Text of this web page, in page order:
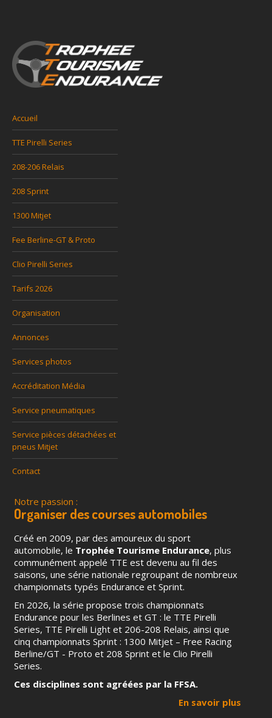
Accueil
TTE Pirelli Series
208-206 Relais
208 Sprint
1300 Mitjet
Fee Berline-GT & Proto
Clio Pirelli Series
Tarifs 2026
Organisation
Annonces
Services photos
Accréditation Média
Service pneumatiques
Service pièces détachées et
pneus Mitjet
Contact
Notre passion :
Organiser des courses automobiles
Créé en 2009, par des amoureux du sport
automobile, le Trophée Tourisme Endurance, plus
communément appelé TTE est devenu au fil des
saisons, une série nationale regroupant de nombreux
championnats typés Endurance et Sprint.
En 2026, la série propose trois championnats
Endurance pour les Berlines et GT : le TTE Pirelli
Series, TTE Pirelli Light et 206-208 Relais, ainsi que
cinq championnats Sprint : 1300 Mitjet – Free Racing
Berline/GT - Proto et 208 Sprint et le Clio Pirelli
Series.
Ces disciplines sont agréées par la FFSA.
En savoir plus